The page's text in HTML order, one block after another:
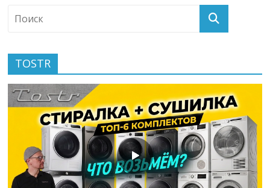
TOSTR